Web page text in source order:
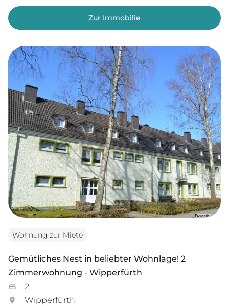
Zur Immobilie
Wohnung zur Miete
Gemütliches Nest in beliebter Wohnlage! 2
Zimmerwohnung - Wipperfürth
2
Wipperfürth